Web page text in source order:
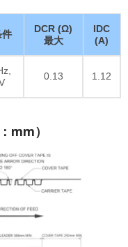
件
DCR (Ω)
最大
IDC
(A)
0.13 1.12
mm）